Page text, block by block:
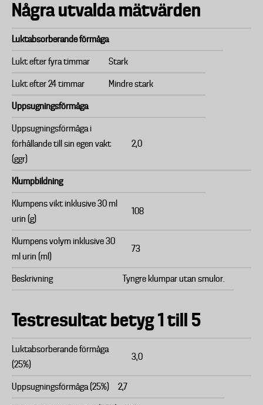
Några utvalda mätvärden
Luktabsorberande förmåga
Lukt efter fyra timmar Stark
Lukt efter 24 timmar Mindre stark
Uppsugningsförmåga
Uppsugningsförmåga i
förhållande till sin egen vakt
(ggr)
2,0
Klumpbildning
Klumpens vikt inklusive 30 ml
urin (g)
108
Klumpens volym inklusive 30
ml urin (ml)
73
Beskrivning Tyngre klumpar utan smulor.
Testresultat betyg 1 till 5
Luktabsorberande förmåga
(25%)
3,0
Uppsugningsförmåga (25%) 2,7